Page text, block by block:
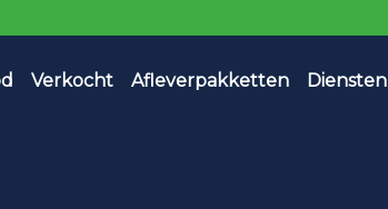
Verkocht Afleverpakketten Diensten